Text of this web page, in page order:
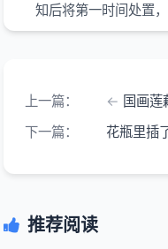
知后将第一时间处置
上一篇：
国画莲
下一篇：
花瓶里插
推荐阅读